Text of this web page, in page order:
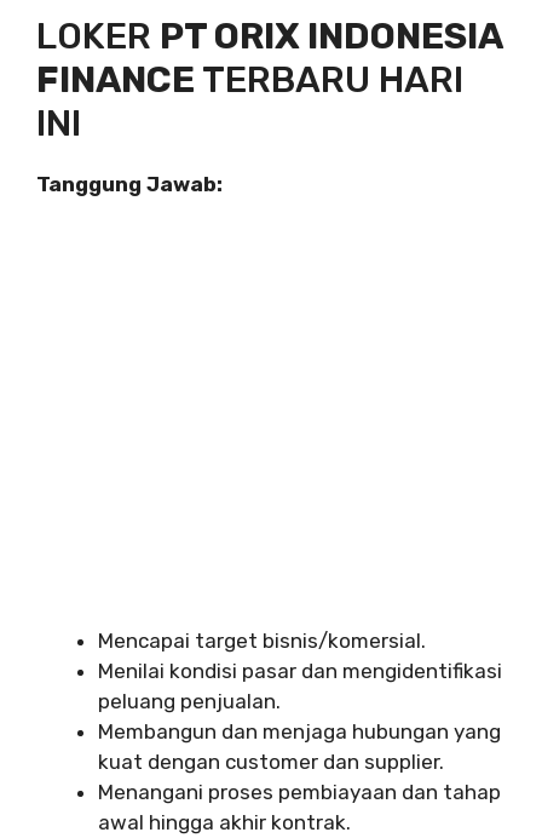
LOKER PT ORIX INDONESIA
FINANCE TERBARU HARI
INI
Tanggung Jawab:
Mencapai target bisnis/komersial.
Menilai kondisi pasar dan mengidentifikasi
peluang penjualan.
Membangun dan menjaga hubungan yang
kuat dengan customer dan supplier.
Menangani proses pembiayaan dan tahap
awal hingga akhir kontrak.